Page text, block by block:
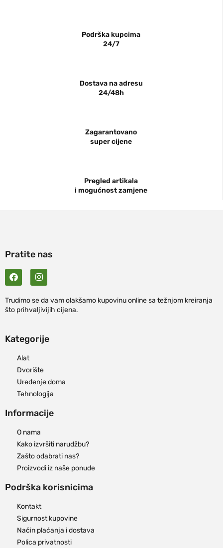
Podrška kupcima
24/7
Dostava na adresu
24/48h
Zagarantovano
super cijene
Pregled artikala
i mogućnost zamjene
Pratite nas
Trudimo se da vam olakšamo kupovinu online sa težnjom kreiranja
što prihvaljivijih cijena.
Kategorije
Alat
Dvorište
Uređenje doma
Tehnologija
Informacije
O nama
Kako izvršiti narudžbu?
Zašto odabrati nas?
Proizvodi iz naše ponude
Podrška korisnicima
Kontakt
Sigurnost kupovine
Način plaćanja i dostava
Polica privatnosti